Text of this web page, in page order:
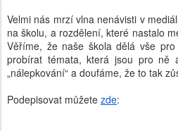
Velmi nás mrzí vlna nenávisti v
na školu, a rozdělení, které nastalo
Věříme, že naše škola dělá vše
probírat témata, která jsou pro ně
„nálepkování“ a doufáme, že to tak
Podepisovat můžete zde: